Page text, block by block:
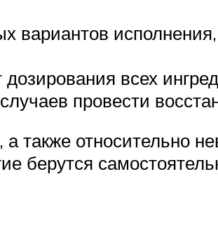
вариантов
всех
провести
относительно
берутся